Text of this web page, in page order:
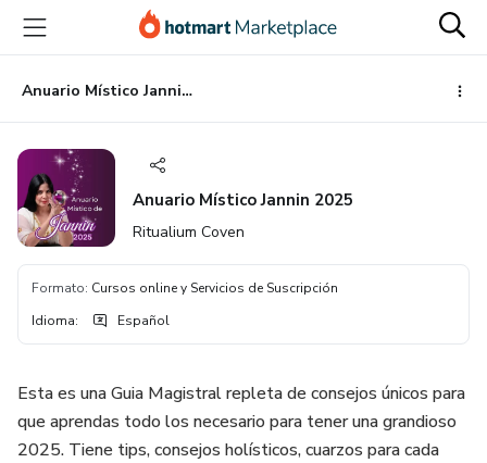
principal
página
de
página
Anuario Místico Jannin 2025
Anuario Místico Jannin 2025
Ritualium Coven
Formato: Cursos online y Servicios de Suscripción
Idioma: Español
Esta es una Guia Magistral repleta de consejos únicos para
que aprendas todo los necesario para tener una grandioso
2025. Tiene tips, consejos holísticos, cuarzos para cada